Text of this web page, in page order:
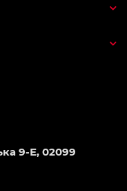
9-Е, 02099